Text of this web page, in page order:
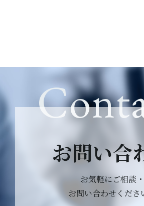
お問い合
お気軽にご相談・
お問い合わせくださ